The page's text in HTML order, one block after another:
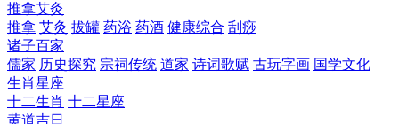
推拿艾灸
推拿 艾灸 拔罐 药浴 药酒 健康综合 刮痧
诸子百家
儒家 历史探究 宗祠传统 道家 诗词歌赋 古玩字画 国学文化
生肖星座
十二生肖 十二星座
黄道吉日